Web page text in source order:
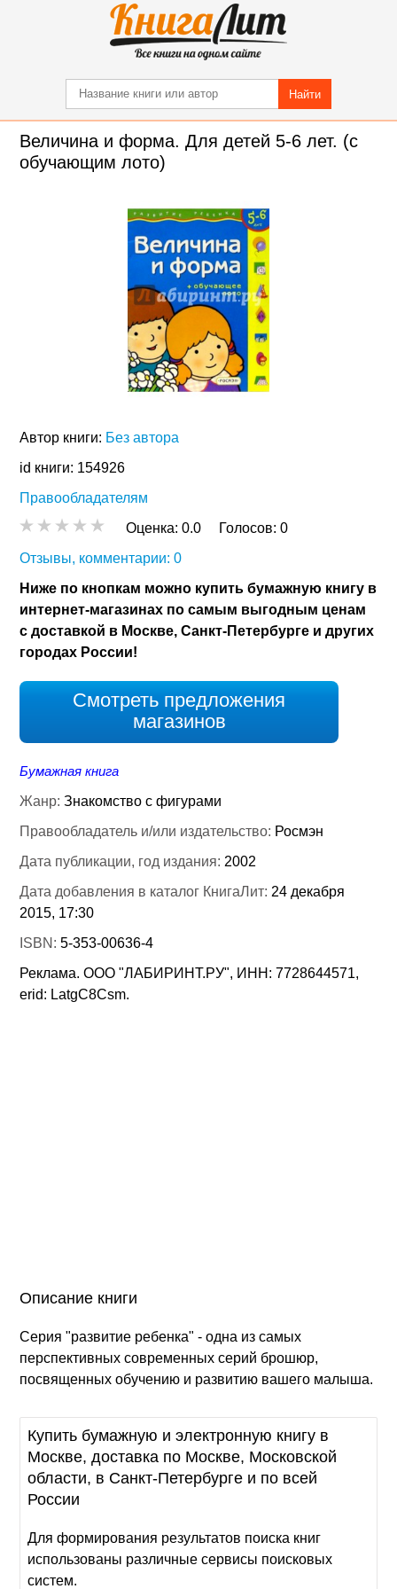
Найти
Величина и форма. Для детей 5-6 лет. (с
обучающим лото)
Автор книги: Без автора
id книги: 154926
Правообладателям
Оценка:0.0 Голосов:0
Отзывы, комментарии: 0
Ниже по кнопкам можно купить бумажную книгу в
интернет-магазинах по самым выгодным ценам
с доставкой в Москве, Санкт-Петербурге и других
городах России!
Смотреть предложения
магазинов
Бумажная книга
Жанр:Знакомство с фигурами
Правообладатель и/или издательство: Росмэн
Дата публикации, год издания: 2002
Дата добавления в каталог КнигаЛит: 24 декабря
2015, 17:30
ISBN:5-353-00636-4
Реклама. ООО "ЛАБИРИНТ.РУ", ИНН: 7728644571,
erid: LatgC8Csm.
Описание книги
Серия "развитие ребенка" - одна из самых
перспективных современных серий брошюр,
посвященных обучению и развитию вашего малыша.
Купить бумажную и электронную книгу в
Москве, доставка по Москве, Московской
области, в Санкт-Петербурге и по всей
России
Для формирования результатов поиска книг
использованы различные сервисы поисковых
систем.